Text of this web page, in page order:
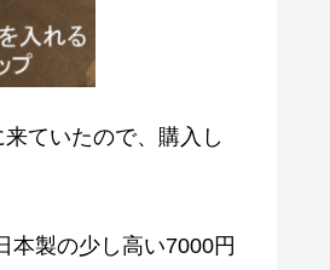
ていたので、購入し
本製の少し高い7000円